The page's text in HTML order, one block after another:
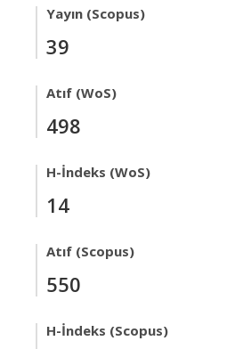
Yayın (Scopus)
39
Atıf (WoS)
498
H-İndeks (WoS)
14
Atıf (Scopus)
550
H-İndeks (Scopus)